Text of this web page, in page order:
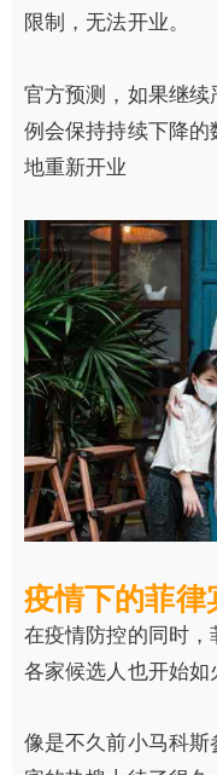
限制，无法开业。
官方预测，如果继
例会保持持续下降
地重新开业
疫情下的菲律
在疫情防控的同时，
各家候选人也开始如
像是不久前小马科